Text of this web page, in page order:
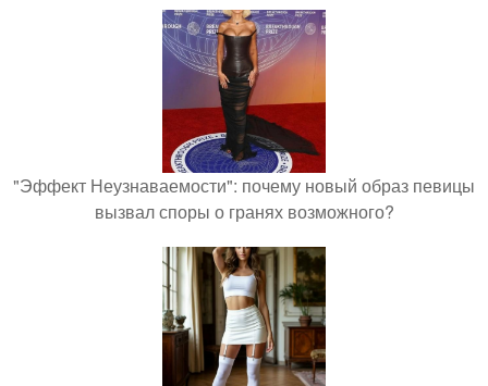
"Эффект Неузнаваемости": почему новый образ певицы
вызвал споры о гранях возможного?